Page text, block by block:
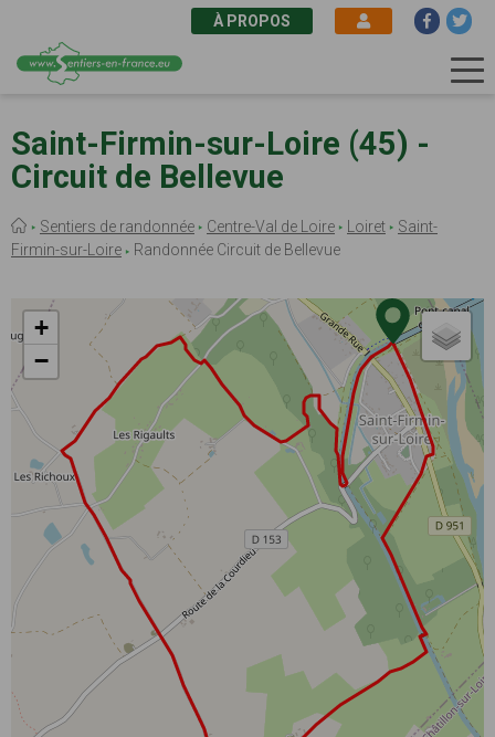
au
contenu
principal
À PROPOS
Saint-Firmin-sur-Loire (45) -
Circuit de Bellevue
Fil
d'Ariane
Sentiers de randonnée Centre-Val de Loire Loiret
Saint-
Firmin-sur-Loire
Randonnée Circuit de Bellevue
+
−